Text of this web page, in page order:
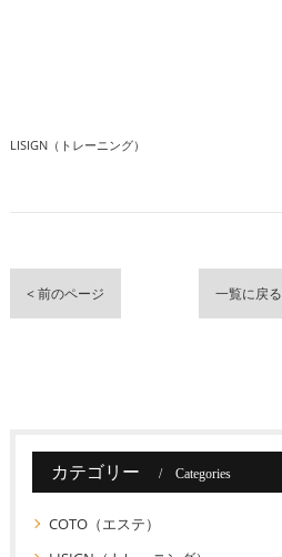
LISIGN（トレーニング）
< 前のページ 一覧に戻る
カテゴリー Categories
COTO（エステ）